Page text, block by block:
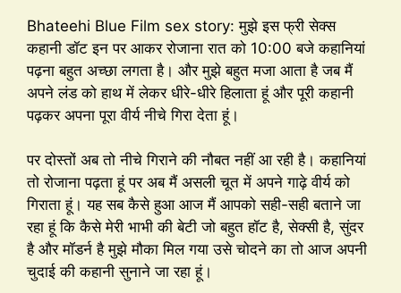
Bhateehi Blue Film sex story: मुझे इस फ्री सेक्स
कहानी डॉट इन पर आकर रोजाना रात को 10:00 बजे कहानियां
पढ़ना बहुत अच्छा लगता है। और मुझे बहुत मजा आता है जब मैं
अपने लंड को हाथ में लेकर धीरे-धीरे हिलाता हूं और पूरी कहानी
पढ़कर अपना पूरा वीर्य नीचे गिरा देता हूं।
पर दोस्तों अब तो नीचे गिराने की नौबत नहीं आ रही है। कहानियां
तो रोजाना पढ़ता हूं पर अब मैं असली चूत में अपने गाढ़े वीर्य को
गिराता हूं। यह सब कैसे हुआ आज मैं आपको सही-सही बताने जा
रहा हूं कि कैसे मेरी भाभी की बेटी जो बहुत हॉट है, सेक्सी है, सुंदर
है और मॉडर्न है मुझे मौका मिल गया उसे चोदने का तो आज अपनी
चुदाई की कहानी सुनाने जा रहा हूं।